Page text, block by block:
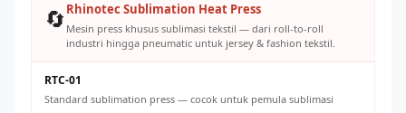
🔄 Rhinotec Sublimation Heat Press
Mesin press khusus sublimasi tekstil — dari roll-to-roll
industri hingga pneumatic untuk jersey & fashion tekstil.
RTC-01
Standard sublimation press — cocok untuk pemula sublimasi